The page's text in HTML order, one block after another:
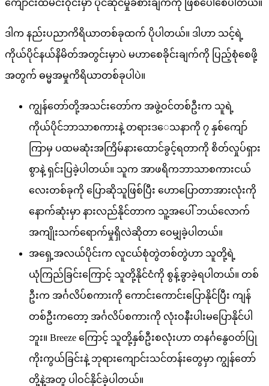
ကျောင်းထမင်းဝိုင်းမှာ ပိုင်ဆိုင်မှုခံစားချက်ကို ဖြစ်ပေါ်စေပါတယ်။
ဒါက နည်းပညာကိရိယာတစ်ခုထက် ပိုပါတယ်။ ဒါဟာ သင့်ရဲ့
ကိုယ်ပိုင်နယ်နိမိတ်အတွင်းမှာပဲ မဟာစေခိုင်းချက်ကို ပြည့်စုံစေဖို့
အတွက် ဓမ္မအမှုကိရိယာတစ်ခုပါပဲ။
ကျွန်တော်တို့အသင်းတော်က အဖွဲ့ဝင်တစ်ဦးက သူရဲ့
ကိုယ်ပိုင်ဘာသာစကားနဲ့ တရားဒေသနာကို ၇ နှစ်ကျော်
ကြာမှ ပထမဆုံးအကြိမ်နားထောင်ခွင့်ရတာကို စိတ်လှုပ်ရှား
စွာနဲ့ ရှင်းပြခဲ့ပါတယ်။ သူက အာဖရိကဘာသာစကားငယ်
လေးတစ်ခုကို ပြောဆိုသူဖြစ်ပြီး ဟောပြောတာအားလုံးကို
နောက်ဆုံးမှာ နားလည်နိုင်တာက သူ့အပေါ် ဘယ်လောက်
အကျိုးသက်ရောက်မှုရှိလဲဆိုတာ ဝေမျှခဲ့ပါတယ်။
အရှေ့အလယ်ပိုင်းက လူငယ်စုံတွဲတစ်တွဲဟာ သူတို့ရဲ့
ယုံကြည်ခြင်းကြောင့် သူတို့နိုင်ငံကို စွန့်ခွာခဲ့ရပါတယ်။ တစ်
ဦးက အင်္ဂလိပ်စကားကို ကောင်းကောင်းပြောနိုင်ပြီး ကျန်
တစ်ဦးကတော့ အင်္ဂလိပ်စကားကို လုံးဝနီးပါးမပြောနိုင်ပါ
ဘူး။ Breeze ကြောင့် သူတို့နှစ်ဦးစလုံးဟာ တနင်္ဂနွေဝတ်ပြု
ကိုးကွယ်ခြင်းနဲ့ ဘုရားကျောင်းသင်တန်းတွေမှာ ကျွန်တော်
တို့နဲ့အတူ ပါဝင်နိုင်ခဲ့ပါတယ်။